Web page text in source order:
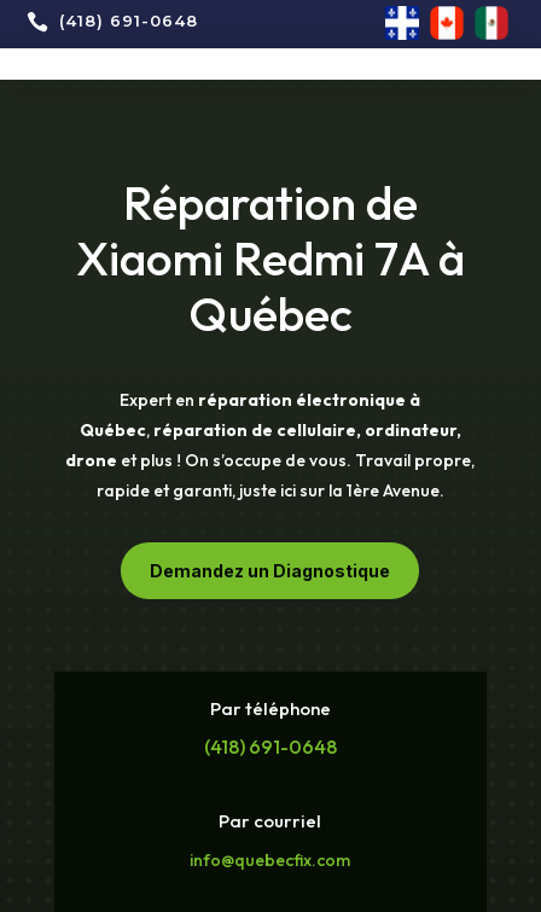
 (418) 691-0648
Réparation de
Xiaomi Redmi 7A à
Québec
Expert en réparation électronique à
Québec, réparation de cellulaire, ordinateur,
drone et plus ! On s’occupe de vous. Travail propre,
rapide et garanti, juste ici sur la 1ère Avenue.
Demandez un Diagnostique
Par téléphone
(418) 691-0648
Par courriel
info@quebecfix.com